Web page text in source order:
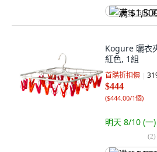
满 $1,500
Kogure 曬衣
紅色, 1組
首購折扣價 31
$444
($444.00/1個)
明天 8/10 (一)
(2)